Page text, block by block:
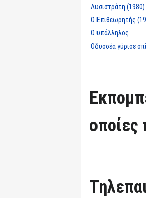
Λυσιστράτη (1980)
Ο Επιθεωρητής
Ο υπάλληλος
Οδυσσέα γύρισε
οποίες